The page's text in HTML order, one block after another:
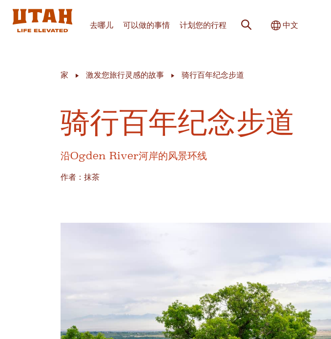
去哪儿 可以做的事情 计划您的行程 网站搜索切换国际
中文
家 激发您旅行灵感的故事 骑行百年纪念步道
骑行百年纪念步道
沿Ogden River河岸的风景环线
作者：抹茶